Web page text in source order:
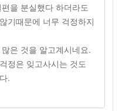
을 분실했다 하더라도
기때문에 너무 걱정하지
은 것을 알고계시네요.
정은 잊고사시는 것도
.